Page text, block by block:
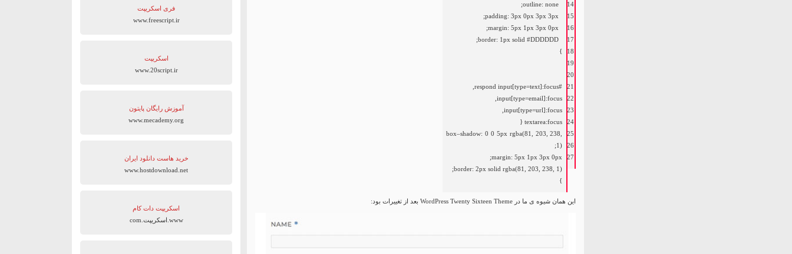
14
15
16
17
18
19
20
21
22
23
24
25
26
27
outline: none
;
padding: 3px 0px 3px 3px
;
margin: 5px 1px 3px 0px
;
border: 1px solid #DDDDDD;
}
#respond input[type=text]:focus,
input[type=email]:focus
,
input[type=url]:focus
,
textarea:focus
{
box–shadow: 0 0 5px rgba(81 203 238
1)
;
margin: 5px 1px 3px 0px
;
border: 2px solidrgba(81 203 238 1)
;
}
این همان شیوه ی ما در WordPress Twenty Sixteen Theme بعد از تغییرات بود:
فری اسکریپت
www.freescript.ir
اسکریپت
www.20script.ir
آموزش رایگان پایتون
www.mecademy.org
خرید هاست دانلود ایران
www.hostdownload.net
اسکریپت دات کام
www.اسکریپت.com